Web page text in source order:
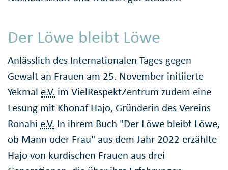
Der Löwe bleibt Löwe
Anlässlich des Internationalen Tages gegen
Gewalt an Frauen am 25. November initiierte
Yekmal e.V. im VielRespektZentrum zudem eine
Lesung mit Khonaf Hajo, Gründerin des Vereins
Ronahi e.V. In ihrem Buch "Der Löwe bleibt Löwe,
ob Mann oder Frau" aus dem Jahr 2022 erzählte
Hajo von kurdischen Frauen aus drei